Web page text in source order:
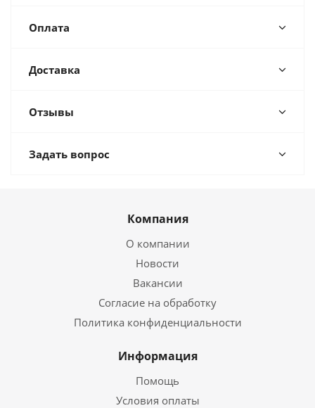
Оплата
Доставка
Отзывы
Задать вопрос
Компания
О компании
Новости
Вакансии
Согласие на обработку
Политика конфиденциальности
Информация
Помощь
Условия оплаты